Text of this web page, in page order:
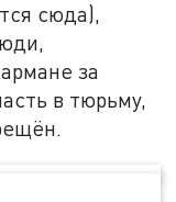
сюда),
за
в тюрьму,